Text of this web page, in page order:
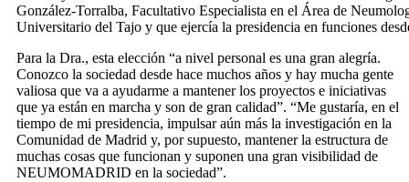
González-Torralba, Facultativo Especialista en el Área de
Universitario del Tajo y que ejercía la presidencia en funciones
Para la Dra., esta elección “a nivel personal es una gran alegría.
Conozco la sociedad desde hace muchos años y hay mucha gente
valiosa que va a ayudarme a mantener los proyectos e iniciativas
que ya están en marcha y son de gran calidad”. “Me gustaría, en el
tiempo de mi presidencia, impulsar aún más la investigación en la
Comunidad de Madrid y, por supuesto, mantener la estructura de
muchas cosas que funcionan y suponen una gran visibilidad de
NEUMOMADRID en la sociedad”.